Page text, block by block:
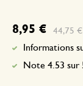
8,95 € 44,75
Informations
Note 4.53 sur